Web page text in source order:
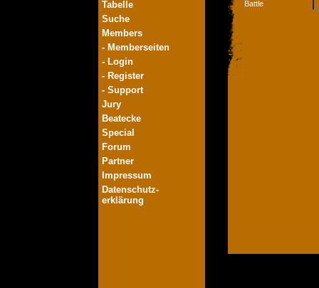
Tabelle
Suche
Members
- Memberseiten
- Login
- Register
- Support
Jury
Beatecke
Special
Forum
Partner
Impressum
Datenschutz-
erklärung
Battle